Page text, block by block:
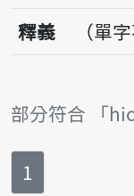
釋義
（單
部分符合 「
第
1